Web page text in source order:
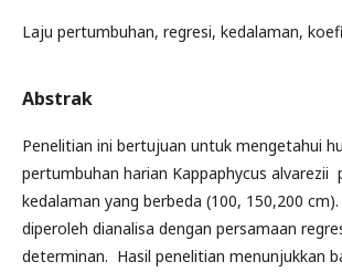
Laju pertumbuhan, regresi, kedalaman,
Abstrak
Penelitian ini bertujuan untuk mengetahui
pertumbuhan harian Kappaphycus alvarezii
kedalaman yang berbeda (100, 150,200
diperoleh dianalisa dengan persamaan
determinan. Hasil penelitian menunjukkan